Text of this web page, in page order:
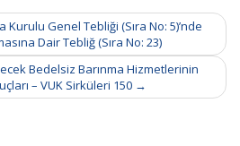
Kurulu Genel Tebliği (Sıra No: 5)’nde
Dair Tebliğ (Sıra No: 23)
Bedelsiz Barınma Hizmetlerinin
– VUK Sirküleri 150 →